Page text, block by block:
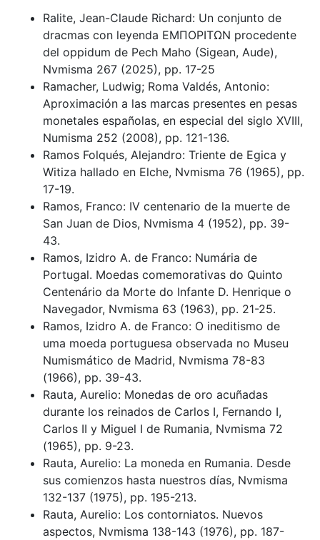
Ralite, Jean-Claude Richard: Un conjunto de
dracmas con leyenda EMΠOPITΩΝ procedente
del oppidum de Pech Maho (Sigean, Aude),
Nvmisma 267 (2025), pp. 17-25
Ramacher, Ludwig; Roma Valdés, Antonio:
Aproximación a las marcas presentes en pesas
monetales españolas, en especial del siglo XVIII,
Numisma 252 (2008), pp. 121-136.
Ramos Folqués, Alejandro: Triente de Egica y
Witiza hallado en Elche, Nvmisma 76 (1965), pp.
17-19.
Ramos, Franco: IV centenario de la muerte de
San Juan de Dios, Nvmisma 4 (1952), pp. 39-
43.
Ramos, Izidro A. de Franco: Numária de
Portugal. Moedas comemorativas do Quinto
Centenário da Morte do Infante D. Henrique o
Navegador, Nvmisma 63 (1963), pp. 21-25.
Ramos, Izidro A. de Franco: O ineditismo de
uma moeda portuguesa observada no Museu
Numismático de Madrid, Nvmisma 78-83
(1966), pp. 39-43.
Rauta, Aurelio: Monedas de oro acuñadas
durante los reinados de Carlos I, Fernando I,
Carlos II y Miguel I de Rumania, Nvmisma 72
(1965), pp. 9-23.
Rauta, Aurelio: La moneda en Rumania. Desde
sus comienzos hasta nuestros días, Nvmisma
132-137 (1975), pp. 195-213.
Rauta, Aurelio: Los contorniatos. Nuevos
aspectos, Nvmisma 138-143 (1976), pp. 187-